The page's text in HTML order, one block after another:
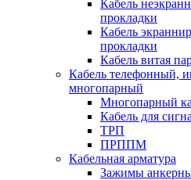
Кабель
прокладки
Кабель
прокладки
Кабель витая
Кабель телефонный,
многопарный
Многопарный
Кабель для
ТРП
ПРППМ
Кабельная арматура
Зажимы